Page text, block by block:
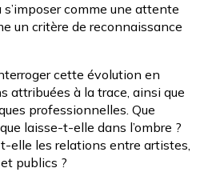
comme une attente
un critère de reconnaissance
cette évolution en
attribuées à la trace, ainsi que
professionnelles. Que
laisse-t-elle dans l’ombre ?
elle les relations entre artistes,
publics ?